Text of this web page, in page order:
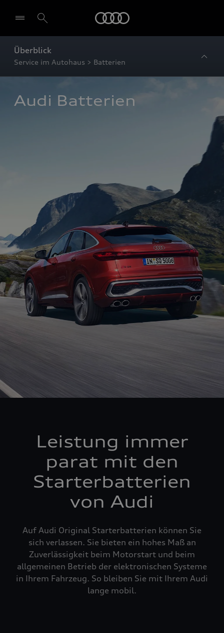
Überblick
Service im Autohaus > Batterien
Audi Batterien
Leistung immer
parat mit den
Starterbatterien
von Audi
Auf Audi Original Starterbatterien können Sie
sich verlassen. Sie bieten ein hohes Maß an
Zuverlässigkeit beim Motorstart und beim
allgemeinen Betrieb der elektronischen Systeme
in Ihrem Fahrzeug. So bleiben Sie mit Ihrem Audi
lange mobil.